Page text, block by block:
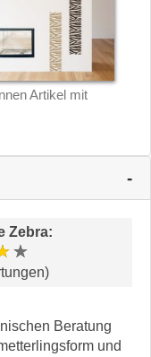
Artikel mit
Zebra:
Beratung
und